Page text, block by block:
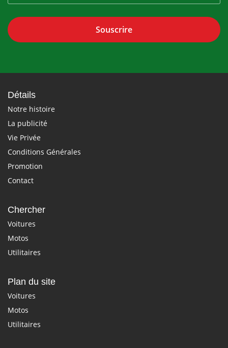
Souscrire
Détails
Notre histoire
La publicité
Vie Privée
Conditions Générales
Promotion
Contact
Chercher
Voitures
Motos
Utilitaires
Plan du site
Voitures
Motos
Utilitaires